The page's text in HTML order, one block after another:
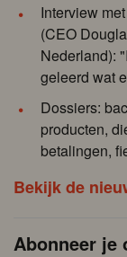
Interview
(CEO
Nederland):
geleerd wat
Dossiers:
producten,
betalingen,
Bekijk de
Abonneer je